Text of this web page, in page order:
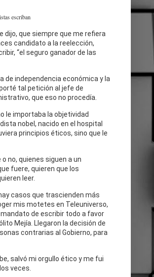
escriban
dijo, que siempre que me refiera
candidato a la reelección,
“el seguro ganador de las
de independencia económica y la
tal petición al jefe de
que eso no procedía.
le importaba la objetividad
nobel, nacido en el hospital
principios éticos, sino que le
no, quienes siguen a un
fuere, quieren que los
leer.
casos que trascienden más
mis motetes en Teleuniverso,
de escribir todo a favor
Mejía. Llegaron la decisión de
contrarias al Gobierno, para
salvó mi orgullo ético y me fui
veces.